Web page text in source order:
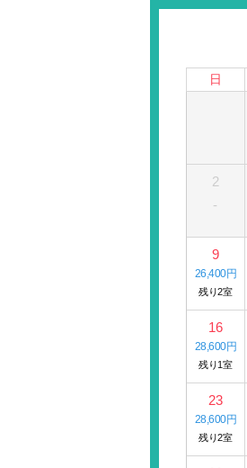
日
2
-
9
26,400円
残り2室
16
28,600円
残り1室
23
28,600円
残り2室